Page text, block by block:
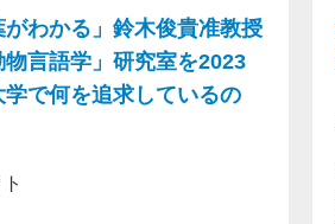
がわかる」鈴木俊貴准教授
言語学」研究室を2023
で何を追求しているの